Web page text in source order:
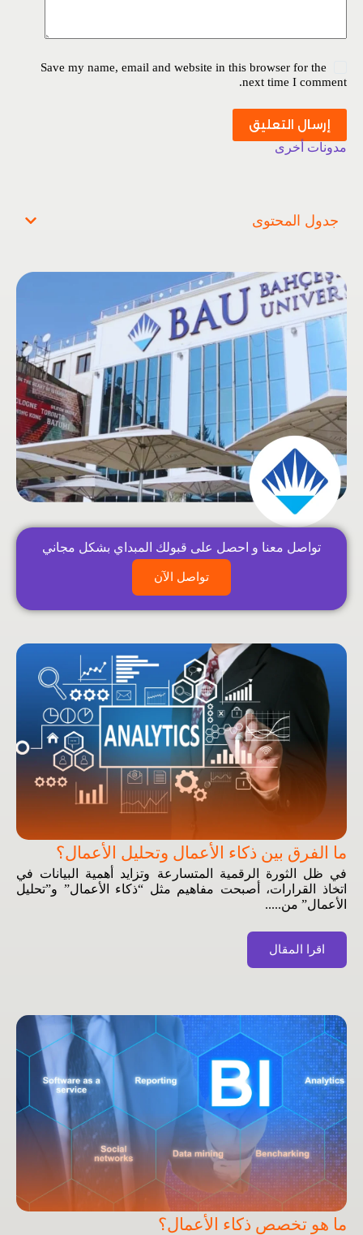
جدول المحتوى
تواصل معنا و احصل على قبولك المبداي بشكل مجاني
تواصل الآن
Save my name, email and website in this browser for the
next time I comment.
إرسال التعليق
مدونات أخرى
ما الفرق بين ذكاء الأعمال وتحليل الأعمال؟
في ظل الثورة الرقمية المتسارعة وتزايد أهمية البيانات في
اتخاذ القرارات، أصبحت مفاهيم مثل “ذكاء الأعمال” و”تحليل
الأعمال” من.....
اقرا المقال
ما هو تخصص ذكاء الأعمال؟